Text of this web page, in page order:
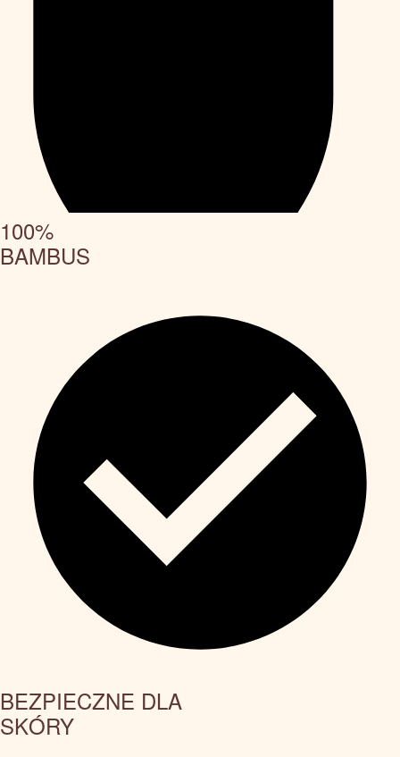
100%
BAMBUS
BEZPIECZNE DLA
SKÓRY